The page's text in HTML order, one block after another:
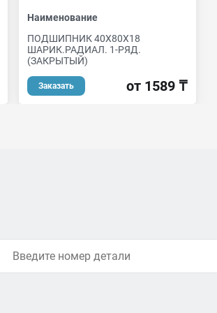
Наименование
ПОДШИПНИК 40Х80Х18
ШАРИК.РАДИАЛ. 1-РЯД.
(ЗАКРЫТЫЙ)
Заказать от 1589 ₸